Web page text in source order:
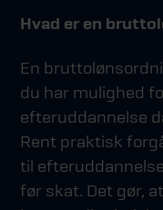
Hvad er en
En
du har mulighed
efteruddannelse
Rent praktisk
til
før skat. Det gør,